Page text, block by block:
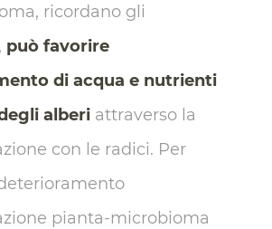
ricordano gli
può favorire
di acqua e nutrienti
alberiattraverso la
con le radici. Per
pianta-microbioma